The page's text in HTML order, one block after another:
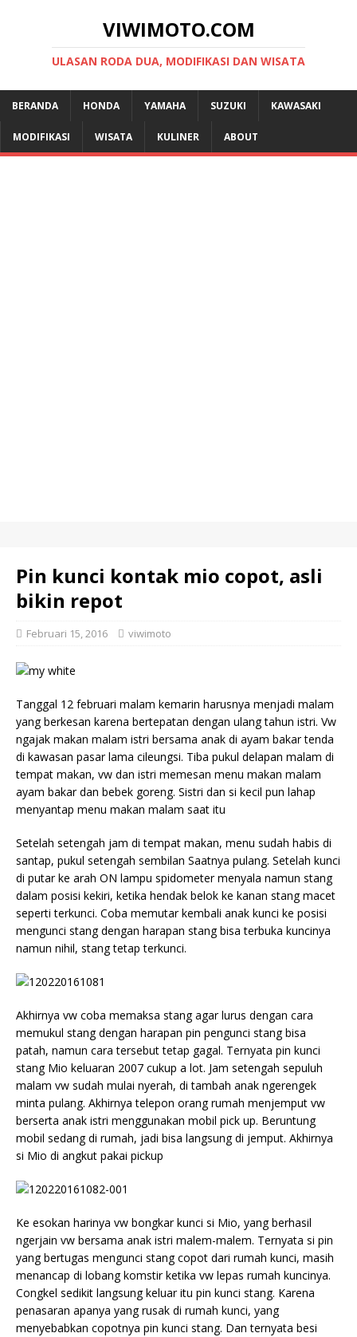
VIWIMOTO.COM
ULASAN RODA DUA, MODIFIKASI DAN WISATA
BERANDA HONDA YAMAHA SUZUKI KAWASAKI
MODIFIKASI WISATA KULINER ABOUT
Pin kunci kontak mio copot, asli
bikin repot
Februari 15, 2016 viwimoto
Tanggal 12 februari malam kemarin harusnya menjadi malam
yang berkesan karena bertepatan dengan ulang tahun istri. Vw
ngajak makan malam istri bersama anak di ayam bakar tenda
di kawasan pasar lama cileungsi. Tiba pukul delapan malam di
tempat makan, vw dan istri memesan menu makan malam
ayam bakar dan bebek goreng. Sistri dan si kecil pun lahap
menyantap menu makan malam saat itu
Setelah setengah jam di tempat makan, menu sudah habis di
santap, pukul setengah sembilan Saatnya pulang. Setelah kunci
di putar ke arah ON lampu spidometer menyala namun stang
dalam posisi kekiri, ketika hendak belok ke kanan stang macet
seperti terkunci. Coba memutar kembali anak kunci ke posisi
mengunci stang dengan harapan stang bisa terbuka kuncinya
namun nihil, stang tetap terkunci.
Akhirnya vw coba memaksa stang agar lurus dengan cara
memukul stang dengan harapan pin pengunci stang bisa
patah, namun cara tersebut tetap gagal. Ternyata pin kunci
stang Mio keluaran 2007 cukup a lot. Jam setengah sepuluh
malam vw sudah mulai nyerah, di tambah anak ngerengek
minta pulang. Akhirnya telepon orang rumah menjemput vw
berserta anak istri menggunakan mobil pick up. Beruntung
mobil sedang di rumah, jadi bisa langsung di jemput. Akhirnya
si Mio di angkut pakai pickup
Ke esokan harinya vw bongkar kunci si Mio, yang berhasil
ngerjain vw bersama anak istri malem-malem. Ternyata si pin
yang bertugas mengunci stang copot dari rumah kunci, masih
menancap di lobang komstir ketika vw lepas rumah kuncinya.
Congkel sedikit langsung keluar itu pin kunci stang. Karena
penasaran apanya yang rusak di rumah kunci, yang
menyebabkan copotnya pin kunci stang. Dan ternyata besi